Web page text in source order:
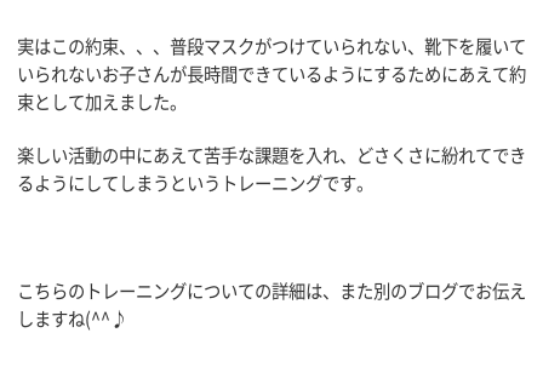
実はこの約束、、、普段マスクがつけていられない、靴下を履いて
いられないお子さんが長時間できているようにするためにあえて約
束として加えました。
楽しい活動の中にあえて苦手な課題を入れ、どさくさに紛れてでき
るようにしてしまうというトレーニングです。
こちらのトレーニングについての詳細は、また別のブログでお伝え
しますね(^^♪